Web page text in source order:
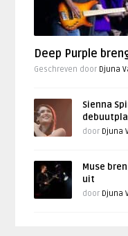
Deep Purple
Geschreven door Djuna
Sienna
door Djuna
Muse
uit
door Djuna